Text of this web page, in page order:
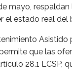
mayo,
estado real del
Asistido
que las
28.1 LCSP,